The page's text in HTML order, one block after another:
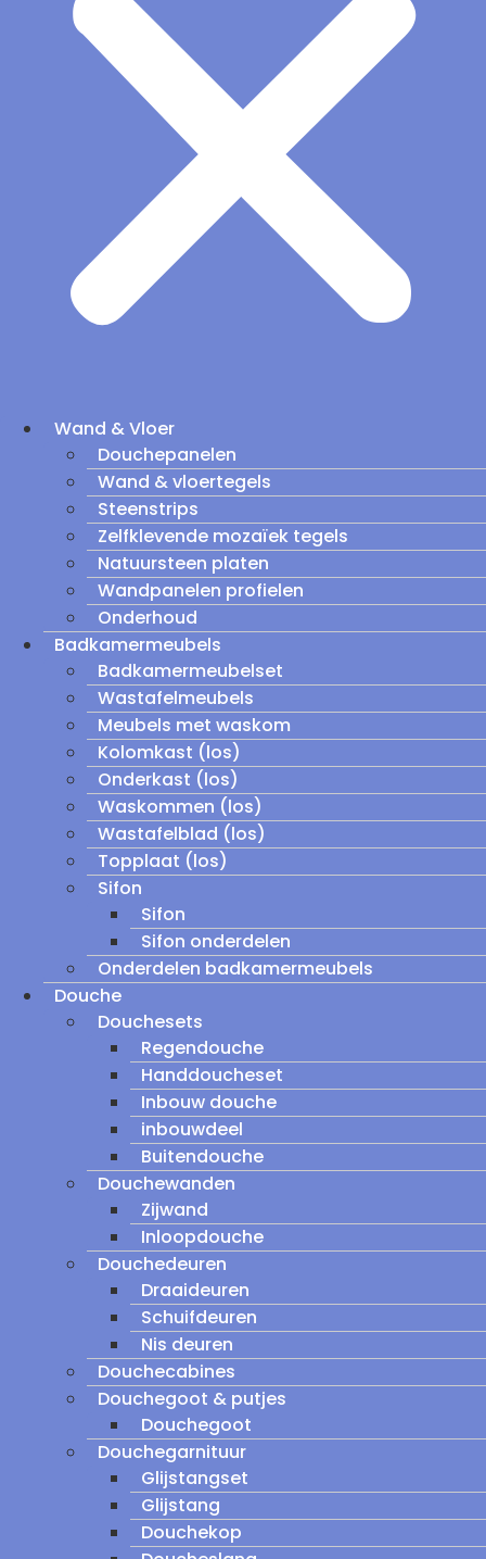
Wand & Vloer
Douchepanelen
Wand & vloertegels
Steenstrips
Zelfklevende mozaïek tegels
Natuursteen platen
Wandpanelen profielen
Onderhoud
Badkamermeubels
Badkamermeubelset
Wastafelmeubels
Meubels met waskom
Kolomkast (los)
Onderkast (los)
Waskommen (los)
Wastafelblad (los)
Topplaat (los)
Sifon
Sifon
Sifon onderdelen
Onderdelen badkamermeubels
Douche
Douchesets
Regendouche
Handdoucheset
Inbouw douche
inbouwdeel
Buitendouche
Douchewanden
Zijwand
Inloopdouche
Douchedeuren
Draaideuren
Schuifdeuren
Nis deuren
Douchecabines
Douchegoot & putjes
Douchegoot
Douchegarnituur
Glijstangset
Glijstang
Douchekop